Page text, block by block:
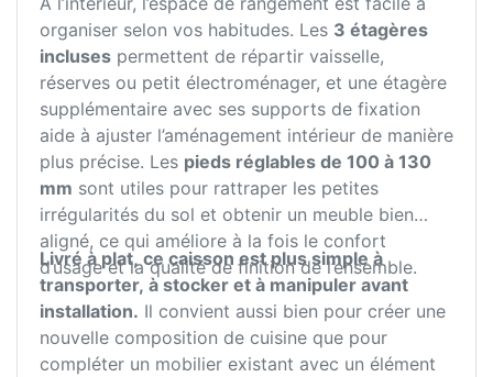
organiser selon vos habitudes. Les 3 étagères
incluses permettent de répartir vaisselle,
réserves ou petit électroménager, et une étagère
supplémentaire avec ses supports de fixation
aide à ajuster l’aménagement intérieur de manière
plus précise. Les pieds réglables de 100 à 130
mm sont utiles pour rattraper les petites
irrégularités du sol et obtenir un meuble bien
aligné, ce qui améliore à la fois le confort
d’usage et la qualité de finition de l’ensemble.
Livré à plat, ce caisson est plus simple à
transporter, à stocker et à manipuler avant
installation. Il convient aussi bien pour créer une
nouvelle composition de cuisine que pour
compléter un mobilier existant avec un élément